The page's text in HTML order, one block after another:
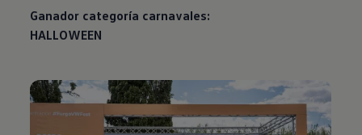
Ganador categoría carnavales:
HALLOWEEN